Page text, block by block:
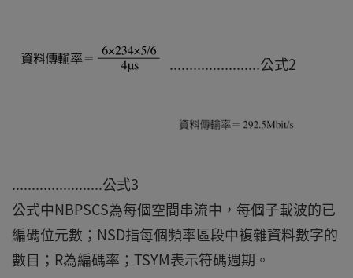
.......................公式2
.......................公式3
公式中NBPSCS為每個空間串流中，每個子載波的已
編碼位元數；NSD指每個頻率區段中複雜資料數字的
數目；R為編碼率；TSYM表示符碼週期。